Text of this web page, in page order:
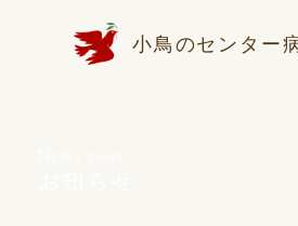
小鳥のセンター